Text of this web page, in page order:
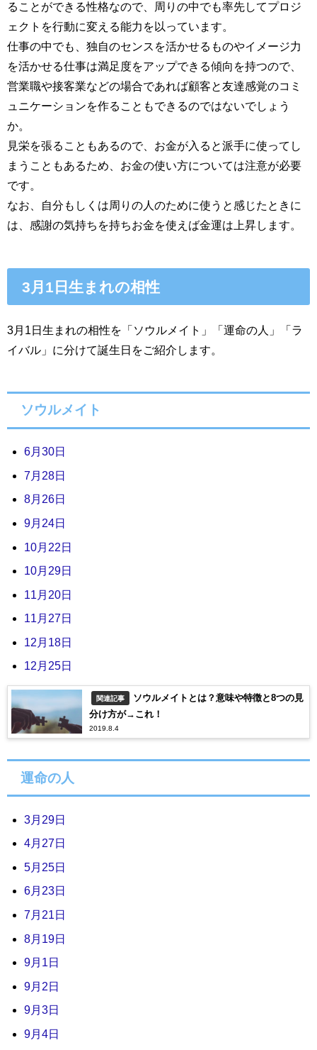
ることができる性格なので、周りの中でも率先してプロジ
ェクトを行動に変える能力を以っています。
仕事の中でも、独自のセンスを活かせるものやイメージ力
を活かせる仕事は満足度をアップできる傾向を持つので、
営業職や接客業などの場合であれば顧客と友達感覚のコミ
ュニケーションを作ることもできるのではないでしょう
か。
見栄を張ることもあるので、お金が入ると派手に使ってし
まうこともあるため、お金の使い方については注意が必要
です。
なお、自分もしくは周りの人のために使うと感じたときに
は、感謝の気持ちを持ちお金を使えば金運は上昇します。
3月1日生まれの相性
3月1日生まれの相性を「ソウルメイト」「運命の人」「ラ
イバル」に分けて誕生日をご紹介します。
ソウルメイト
6月30日
7月28日
8月26日
9月24日
10月22日
10月29日
11月20日
11月27日
12月18日
12月25日
関連記事
ソウルメイトとは？意味や特徴と8つの見
分け方が→これ！
2019.8.4
運命の人
3月29日
4月27日
5月25日
6月23日
7月21日
8月19日
9月1日
9月2日
9月3日
9月4日